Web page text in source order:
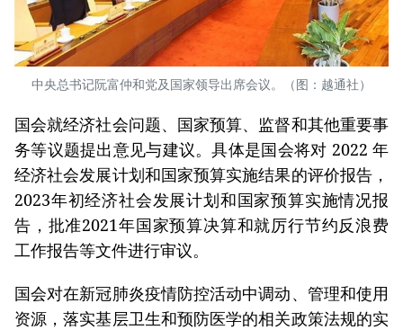
中央总书记阮富仲和党及国家领导出席会议。（图：越通社）
国会就经济社会问题、国家预算、监督和其他重要事
务等议题提出意见与建议。具体是国会将对 2022 年
经济社会发展计划和国家预算实施结果的评价报告，
2023年初经济社会发展计划和国家预算实施情况报
告，批准2021年国家预算决算和就厉行节约反浪费
工作报告等文件进行审议。
国会对在新冠肺炎疫情防控活动中调动、管理和使用
资源，落实基层卫生和预防医学的相关政策法规的实